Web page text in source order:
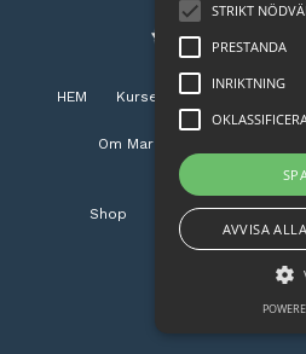
HEM Kurser
Om Maria
Shop Köpvillkor och
STRIKT
PRESTANDA
INRIKTNING
AVVISA